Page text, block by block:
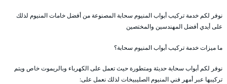
نوفر لكم خدمة تركيب أبواب المنيوم سحابة المصنوعة من أفضل خامات المنيوم لذلك
على أيدي أفضل المهندسين والمختصين
ما ميزات خدمة تركيب أبواب المنيوم سحابة؟
نوفر لكم أبواب سحابة حديثة ومتطورة حيث تعمل على الكهرباء وبالريموت خاص ويتم
تركيبها عبر أمهر فني المنيوم الصليبيخات لذلك نعمل على: